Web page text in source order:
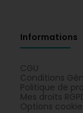
Informations
CGU
Conditions
Politique de
Mes droits
Options